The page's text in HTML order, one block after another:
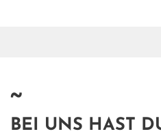
~
BEI UNS HAST